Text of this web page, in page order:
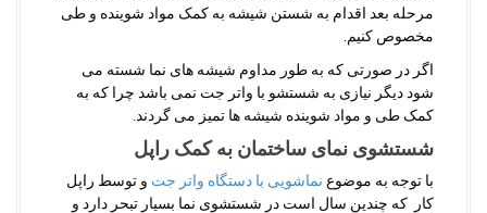
مرحله بعد اقدام به شستن شیشه به کمک مواد شوینده و طی
مخصوص کنیم.
اگر در صورتی که به طور مداوم شیشه های نما شسته می
شود دیگر نیازی به شستشو با واتر جت نمی باشد چرا که به
کمک طی و مواد شوینده شیشه ها تمیز می گردند.
شستشوی نمای ساختمان به کمک راپل
با توجه به موضوع نماشویی با دستگاه واتر جت و توسط راپل
کار که چندین سال است در شستشوی نما بسیار تبحر دارد و